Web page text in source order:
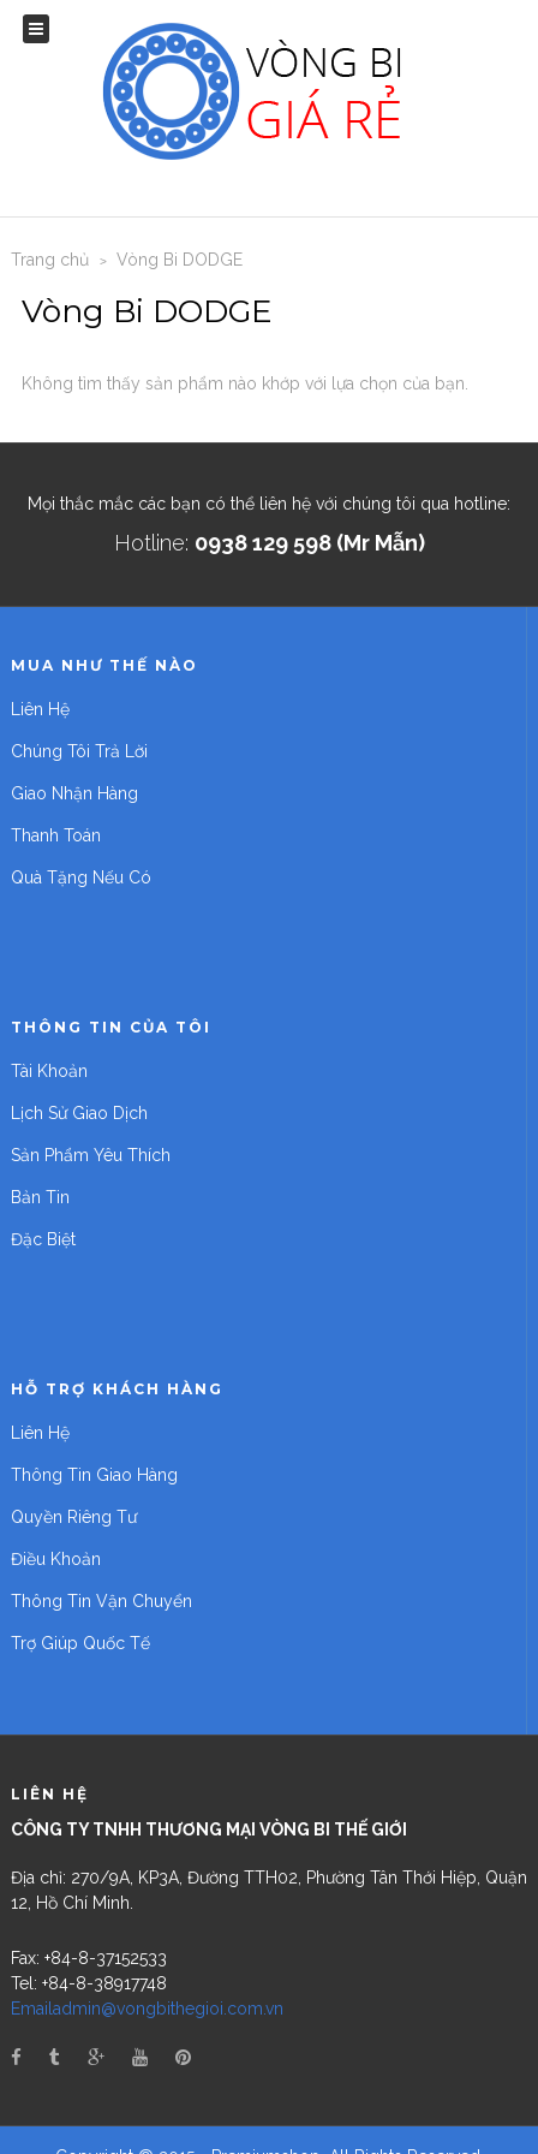
Trang chủ > Vòng Bi DODGE
Vòng Bi DODGE
Không tìm thấy sản phẩm nào khớp với lựa chọn của bạn.
Mọi thắc mắc các bạn có thể liên hệ với chúng tôi qua hotline:
Hotline: 0938 129 598 (Mr Mẫn)
MUA NHƯ THẾ NÀO
Liên Hệ
Chúng Tôi Trả Lời
Giao Nhận Hàng
Thanh Toán
Quà Tặng Nếu Có
THÔNG TIN CỦA TÔI
Tài Khoản
Lịch Sử Giao Dịch
Sản Phẩm Yêu Thích
Bản Tin
Đặc Biệt
HỖ TRỢ KHÁCH HÀNG
Liên Hệ
Thông Tin Giao Hàng
Quyền Riêng Tư
Điều Khoản
Thông Tin Vận Chuyển
Trợ Giúp Quốc Tế
LIÊN HỆ
CÔNG TY TNHH THƯƠNG MẠI VÒNG BI THẾ GIỚI
Địa chỉ: 270/9A, KP3A, Đường TTH02, Phường Tân Thới Hiệp, Quận
12, Hồ Chí Minh.
Fax: +84-8-37152533
Tel: +84-8-38917748
Emailadmin@vongbithegioi.com.vn